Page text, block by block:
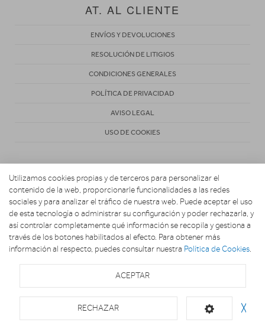
AT. AL CLIENTE
ENVÍOS Y DEVOLUCIONES
RESOLUCIÓN DE LITIGIOS
CONDICIONES GENERALES
POLÍTICA DE PRIVACIDAD
AVISO LEGAL
USO DE COOKIES
Copyright 2026. Electrodomésticos Carretero
Utilizamos cookies propias y de terceros para personalizar el
contenido de la web, proporcionarle funcionalidades a las redes
sociales y para analizar el tráfico de nuestra web. Puede aceptar el uso
de esta tecnología o administrar su configuración y poder rechazarla, y
así controlar completamente qué información se recopila y gestiona a
través de los botones habilitados al efecto. Para obtener más
información al respecto, puedes consultar nuestra Política de Cookies.
ACEPTAR
RECHAZAR ╳